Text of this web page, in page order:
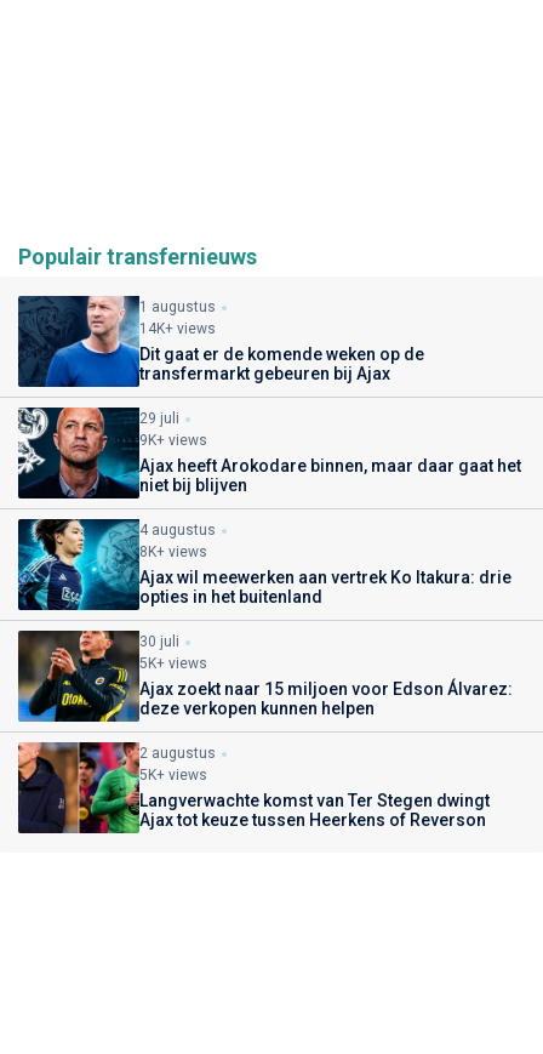
Populair transfernieuws
1 augustus
14K+ views
Dit gaat er de komende weken op de
transfermarkt gebeuren bij Ajax
29 juli
9K+ views
Ajax heeft Arokodare binnen, maar daar gaat het
niet bij blijven
4 augustus
8K+ views
Ajax wil meewerken aan vertrek Ko Itakura: drie
opties in het buitenland
30 juli
5K+ views
Ajax zoekt naar 15 miljoen voor Edson Álvarez:
deze verkopen kunnen helpen
2 augustus
5K+ views
Langverwachte komst van Ter Stegen dwingt
Ajax tot keuze tussen Heerkens of Reverson